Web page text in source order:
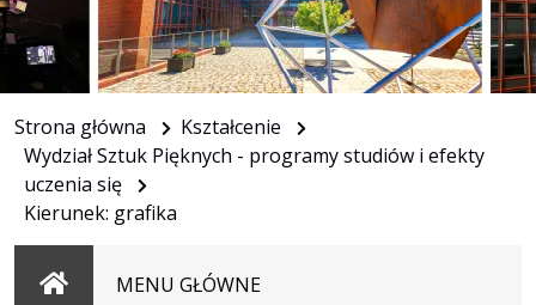
Strona główna
Kształcenie
Wydział Sztuk Pięknych - programy studiów i efekty
uczenia się
Kierunek: graﬁka
StronaMENU GŁÓWNE